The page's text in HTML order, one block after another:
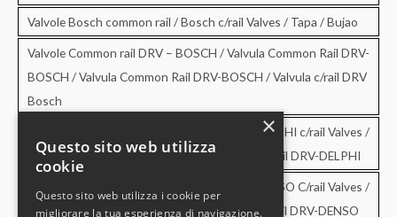
Valvole Bosch common rail / Bosch c/rail Valves / Tapa / Bujao
Valvole Common rail DRV – BOSCH / Valvula Common Rail DRV-
BOSCH / Valvula Common Rail DRV-BOSCH / Valvula c/rail DRV
Bosch
Valvole Common rail DRV – DELPHI / DRV-DELPHI c/rail Valves /
Valvula Common Rail DRV-DELPHI / Valvula c/rail DRV-DELPHI
Valvole Common rail DRV – DENSO / DRV-DENSO C/rail Valves /
Valvula Common Rail DRV-DENSO / Valvula c/rail DRV-DENSO
×
Questo sito web utilizza
cookie
Questo sito web utilizza i cookie per
migliorare la tua esperienza di navigazione.